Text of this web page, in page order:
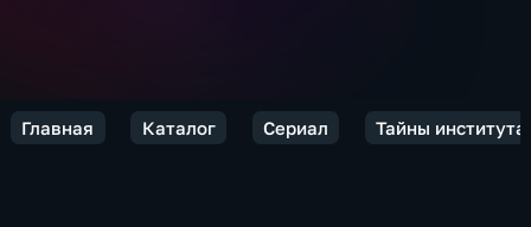
Главная Каталог Сериал Тайны